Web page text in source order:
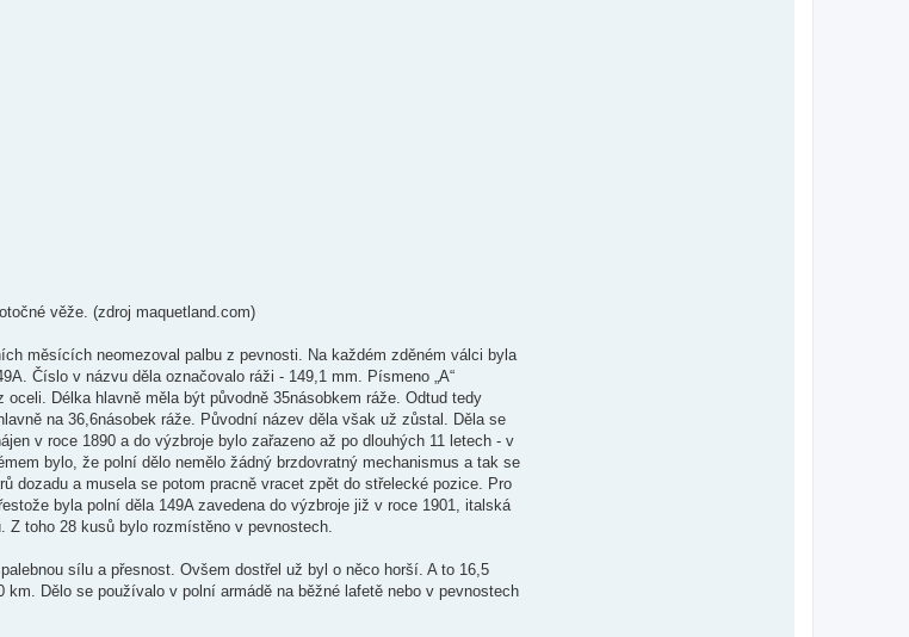
věže. (zdroj maquetland.com)
měsících neomezoval palbu z pevnosti. Na každém zděném válci byla
Číslo v názvu děla označovalo ráži - 149,1 mm. Písmeno „A“
Délka hlavně měla být původně 35násobkem ráže. Odtud tedy
na 36,6násobek ráže. Původní název děla však už zůstal. Děla se
v roce 1890 a do výzbroje bylo zařazeno až po dlouhých 11 letech - v
bylo, že polní dělo nemělo žádný brzdovratný mechanismus a tak se
dozadu a musela se potom pracně vracet zpět do střelecké pozice. Pro
byla polní děla 149A zavedena do výzbroje již v roce 1901, italská
toho 28 kusů bylo rozmístěno v pevnostech.
sílu a přesnost. Ovšem dostřel už byl o něco horší. A to 16,5
Dělo se používalo v polní armádě na běžné lafetě nebo v pevnostech